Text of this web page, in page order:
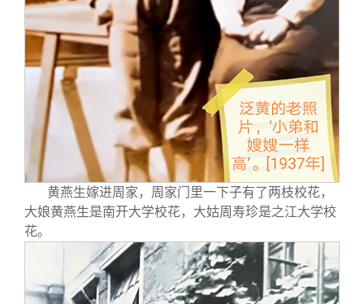
校友视界
理事会名单
制度法规
联系我们
黄燕生嫁进周家，周家门里一下子有了两枝校花，
大娘黄燕生是南开大学校花，大姑周寿珍是之江大学校
花。